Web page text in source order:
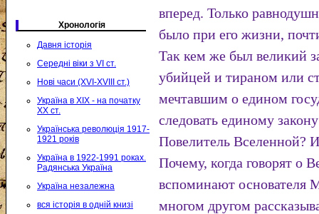
Хронологія
Давня історія
Середні віки з VI ст.
Нові часи (XVI-XVIII ст.)
Україна в XIX - на початку
XX ст.
Українська революція 1917-
1921 років
Україна в 1922-1991 роках.
Радянська Україна
Україна незалежна
вся історія в одній книзі
вперед. Только
было при его жизни,
Так кем же был великий
убийцей и тираном или
мечтавшим о едином
следовать единому
Повелитель Вселенной?
Почему, когда говорят о
вспоминают основателя
многом другом